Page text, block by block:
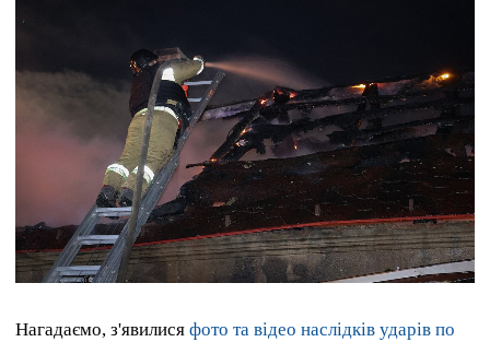
Нагадаємо, з'явилися фото та відео наслідків ударів по